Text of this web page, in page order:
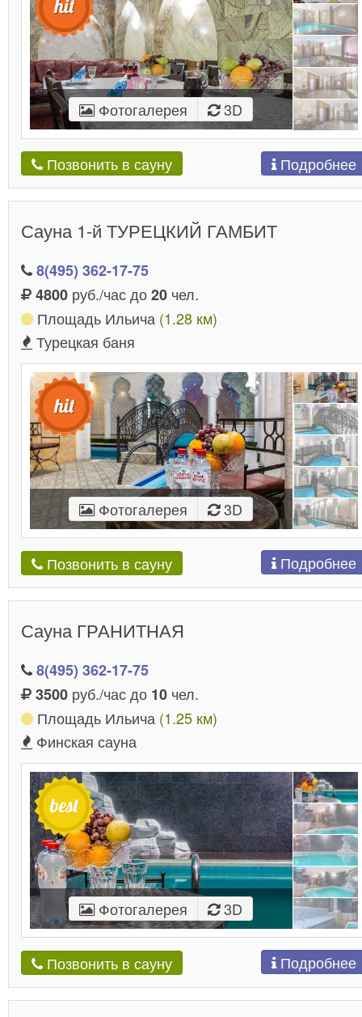
Фотогалерея 3D
Позвонить в сауну Подробнее
Сауна 1-й ТУРЕЦКИЙ ГАМБИТ
8(495) 362-17-75
4800 руб./час до20 чел.
Площадь Ильича (1.28 км)
Турецкая баня
Фотогалерея 3D
Позвонить в сауну Подробнее
Сауна ГРАНИТНАЯ
8(495) 362-17-75
3500 руб./час до 10 чел.
Площадь Ильича (1.25 км)
Финская сауна
Фотогалерея 3D
Позвонить в сауну Подробнее